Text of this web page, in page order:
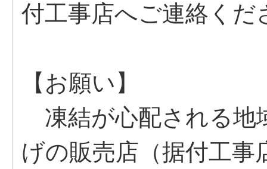
付工事店へご連絡くだ
【お願い】
凍結が心配される地
げの販売店（据付工